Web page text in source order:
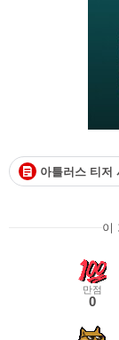
아틀러스 티저
이
만점
0